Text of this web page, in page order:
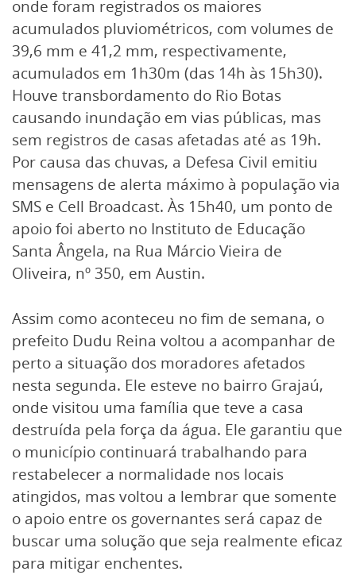
onde foram registrados os maiores
acumulados pluviométricos, com volumes de
39,6 mm e 41,2 mm, respectivamente,
acumulados em 1h30m (das 14h às 15h30).
Houve transbordamento do Rio Botas
causando inundação em vias públicas, mas
sem registros de casas afetadas até as 19h.
Por causa das chuvas, a Defesa Civil emitiu
mensagens de alerta máximo à população via
SMS e Cell Broadcast. Às 15h40, um ponto de
apoio foi aberto no Instituto de Educação
Santa Ângela, na Rua Márcio Vieira de
Oliveira, nº 350, em Austin.
Assim como aconteceu no fim de semana, o
prefeito Dudu Reina voltou a acompanhar de
perto a situação dos moradores afetados
nesta segunda. Ele esteve no bairro Grajaú,
onde visitou uma família que teve a casa
destruída pela força da água. Ele garantiu que
o município continuará trabalhando para
restabelecer a normalidade nos locais
atingidos, mas voltou a lembrar que somente
o apoio entre os governantes será capaz de
buscar uma solução que seja realmente eficaz
para mitigar enchentes.